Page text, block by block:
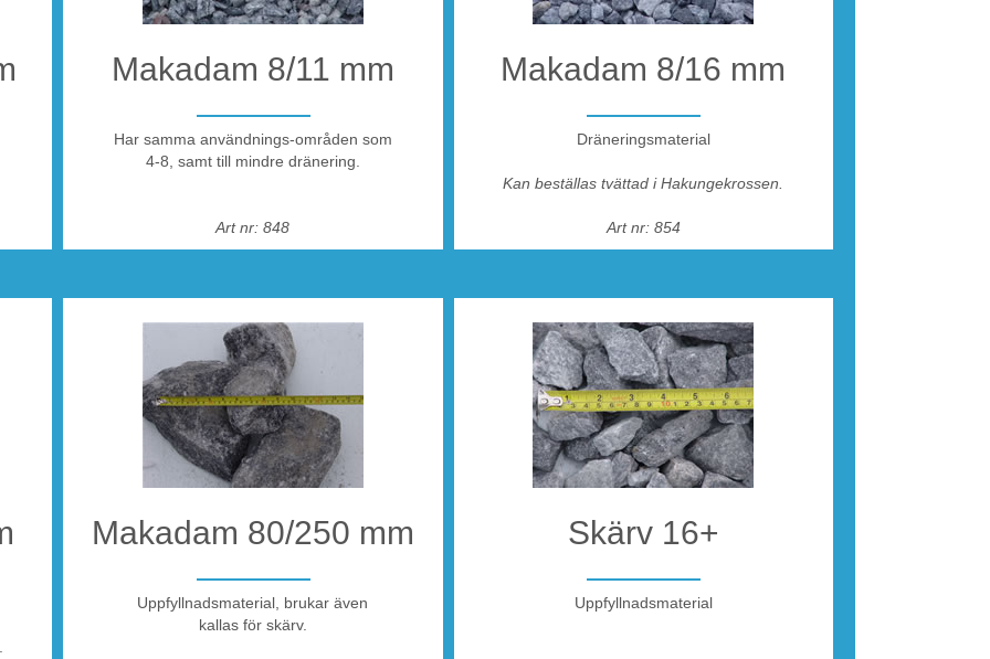
ett
Makadam 8/11 mm
Har samma användnings-områden som
4-8, samt till mindre dränering.
Art nr: 848
Makadam 8/16 mm
Dräneringsmaterial
Kan beställas tvättad i Hakungekrossen.
Art nr: 854
Makadam 80/250 mm
Uppfyllnadsmaterial, brukar även
kallas för skärv.
Skärv 16+
Uppfyllnadsmaterial